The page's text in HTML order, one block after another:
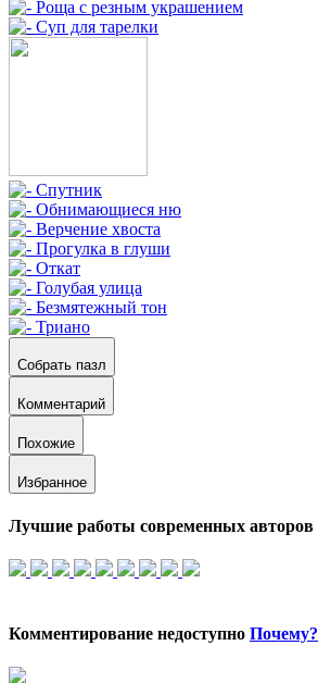
Собрать пазл
Комментарий
Похожие
Избранное
Лучшие работы современных авторов
Комментирование недоступно Почему?